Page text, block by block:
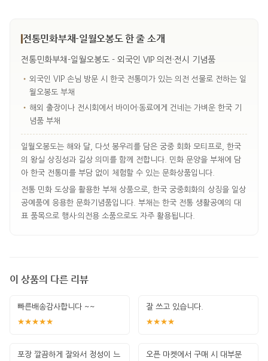
전통민화부채-일월오봉도 한 줄 소개
전통민화부채-일월오봉도 - 외국인 VIP 의전·전시 기념품
• 외국인 VIP 손님 방문 시 한국 전통미가 있는 의전 선물로 전하는 일
월오봉도 부채
• 해외 출장이나 전시회에서 바이어·동료에게 건네는 가벼운 한국 기
념품 부채
일월오봉도는 해와 달, 다섯 봉우리를 담은 궁중 회화 모티프로, 한국
의 왕실 상징성과 길상 의미를 함께 전합니다. 민화 문양을 부채에 담
아 한국 전통미를 부담 없이 체험할 수 있는 문화상품입니다.
전통 민화 도상을 활용한 부채 상품으로, 한국 궁중회화의 상징을 일상
공예품에 응용한 문화기념품입니다. 부채는 한국 전통 생활공예의 대
표 품목으로 행사·의전용 소품으로도 자주 활용됩니다.
이 상품의 다른 리뷰
빠른배송감사합니다 ~~
★★★★★
잘 쓰고 있습니다.
★★★★
포장 깔끔하게 잘와서 정성이 느
오픈 마켓에서 구매 시 대부분